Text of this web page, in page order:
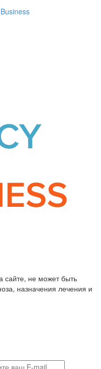
не может быть
назначения лечения и